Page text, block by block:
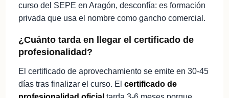
curso del SEPE en Aragón, desconfía: es formación
privada que usa el nombre como gancho comercial.
¿Cuánto tarda en llegar el certificado de
profesionalidad?
El certificado de aprovechamiento se emite en 30-45
días tras finalizar el curso. El certificado de